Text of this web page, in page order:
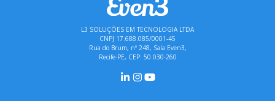
L3 SOLUÇÕES EM TECNOLOGIA LTDA
CNPJ 17.688.085/0001-45
Rua do Brum, nº 248, Sala Even3,
Recife-PE, CEP: 50.030-260